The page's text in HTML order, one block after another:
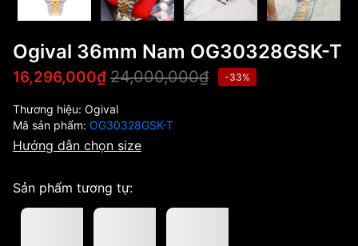
Ogival 36mm Nam OG30328GSK-T
16,296,000₫ 24,000,000₫ -33%
Thương hiệu: Ogival
Mã sản phẩm: OG30328GSK-T
Hướng dẫn chọn size
Sản phẩm tương tự: